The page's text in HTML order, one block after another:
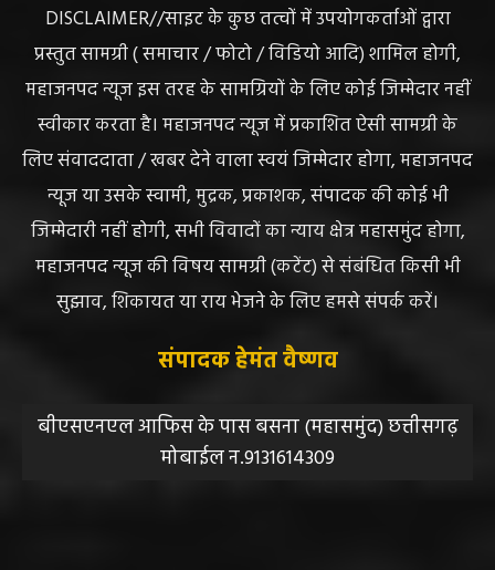
DISCLAIMER//साइट के कुछ तत्वों में उपयोगकर्ताओं द्वारा
प्रस्तुत सामग्री ( समाचार / फोटो / विडियो आदि) शामिल होगी,
महाजनपद न्यूज इस तरह के सामग्रियों के लिए कोई जिम्मेदार नहीं
स्वीकार करता है। महाजनपद न्यूज में प्रकाशित ऐसी सामग्री के
लिए संवाददाता / खबर देने वाला स्वयं जिम्मेदार होगा, महाजनपद
न्यूज या उसके स्वामी, मुद्रक, प्रकाशक, संपादक की कोई भी
जिम्मेदारी नहीं होगी, सभी विवादों का न्याय क्षेत्र महासमुंद होगा,
महाजनपद न्यूज की विषय सामग्री (कटेंट) से संबंधित किसी भी
सुझाव, शिकायत या राय भेजने के लिए हमसे संपर्क करें।
संपादक हेमंत वैष्णव
बीएसएनएल आफिस के पास बसना (महासमुंद) छत्तीसगढ़
मोबाईल न.9131614309